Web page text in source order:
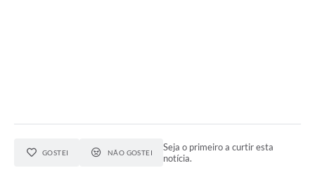
GOSTEI NÃO GOSTEI
Seja o primeiro a curtir esta
notícia.